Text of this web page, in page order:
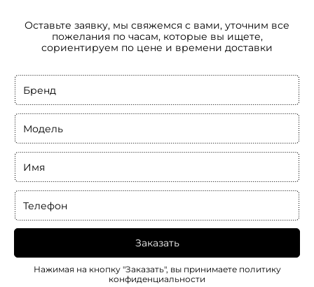
Оставьте заявку, мы свяжемся с вами, уточним все
пожелания по часам, которые вы ищете,
сориентируем по цене и времени доставки
Бренд
Модель
Имя
Телефон
Заказать
Нажимая на кнопку "Заказать", вы принимаете политику
конфиденциальности